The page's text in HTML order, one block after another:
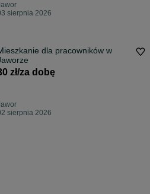
sierpnia 2026
dla pracowników w
zł/za dobę
sierpnia 2026